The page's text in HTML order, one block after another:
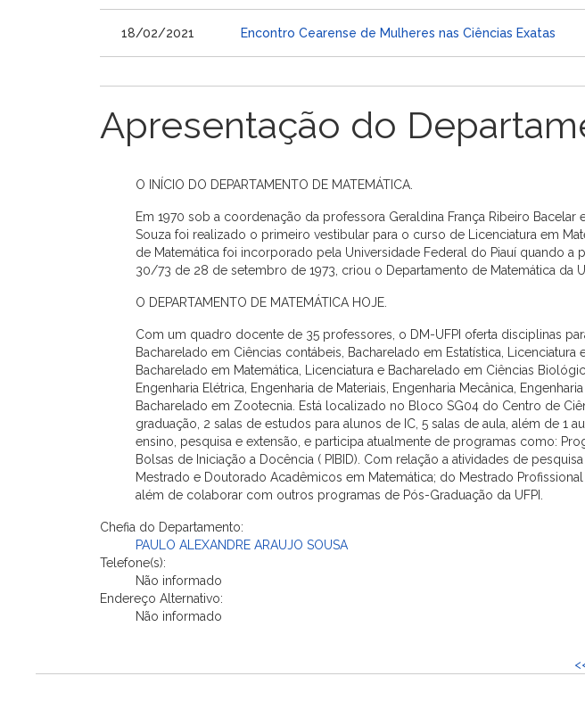
18/02/2021 Encontro Cearense de Mulheres nas Ciências Exatas
Apresentação do
O INÍCIO DO DEPARTAMENTO DE MATEMÁTICA.
Em 1970 sob a coordenação da professora Geraldina França Ribeiro
Souza foi realizado o primeiro vestibular para o curso de Licenciatura em
de Matemática foi incorporado pela Universidade Federal do Piauí quando a
30/73 de 28 de setembro de 1973, criou o Departamento de Matemática da
O DEPARTAMENTO DE MATEMÁTICA HOJE.
Com um quadro docente de 35 professores, o DM-UFPI oferta disciplinas
Bacharelado em Ciências contábeis, Bacharelado em Estatística,
Bacharelado em Matemática, Licenciatura e Bacharelado em Ciências
Engenharia Elétrica, Engenharia de Materiais, Engenharia Mecânica,
Bacharelado em Zootecnia. Está localizado no Bloco SG04 do Centro de
graduação, 2 salas de estudos para alunos de IC, 5 salas de aula, além de
ensino, pesquisa e extensão, e participa atualmente de programas como:
Bolsas de Iniciação a Docência ( PIBID). Com relação a atividades de
Mestrado e Doutorado Acadêmicos em Matemática; do Mestrado
além de colaborar com outros programas de Pós-Graduação da UFPI.
Chefia do Departamento:
PAULO ALEXANDRE ARAUJO SOUSA
Telefone(s):
Não informado
Endereço Alternativo:
Não informado